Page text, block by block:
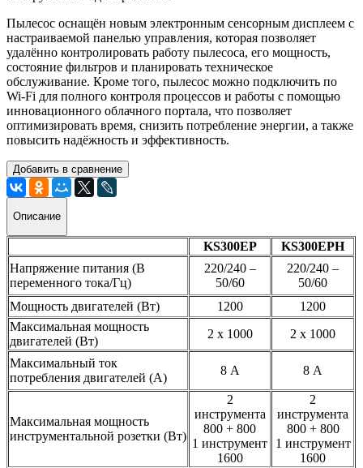
Пылесос оснащён новым электронным сенсорным дисплеем с
настраиваемой панелью управления, которая позволяет
удалённо контролировать работу пылесоса, его мощность,
состояние фильтров и планировать техническое
обслуживание. Кроме того, пылесос можно подключить по
Wi-Fi для полного контроля процессов и работы с помощью
инновационного облачного портала, что позволяет
оптимизировать время, снизить потребление энергии, а также
повысить надёжность и эффективность.
Добавить в сравнение
Описание
KS300EP
KS300EPH
Напряжение питания (В
переменного тока/Гц)
220/240 –
50/60
220/240 –
50/60
Мощность двигателей (Вт)
1200
1200
Максимальная мощность
двигателей (Вт)
2 х 1000 2 х 1000
Максимальный ток
потребления двигателей (А)
8 А 8 А
Максимальная мощность
инструментальной розетки (Вт)
2
инструмента
800 + 800
1 инструмент
1600
2
инструмента
800 + 800
1 инструмент
1600